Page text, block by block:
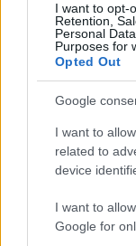
I want to opt-
Retention,
Personal
Purposes for
Opted Out
Google
I want to
related to
device
I want to
Google for
ÚTMUTATÓ
https://
http://
- Szombat
volt az Ige,
nélküle
létrejött!"